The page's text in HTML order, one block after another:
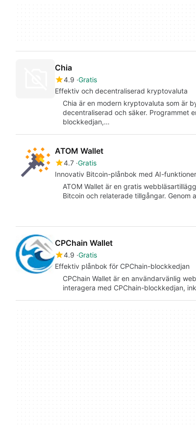
Chia
4.9 Gratis
Effektiv och decentraliserad kryptovaluta
Chia är en modern kryptovaluta som är
decentraliserad och säker. Programmet
blockkedjan,…
ATOM Wallet
4.7 Gratis
Innovativ Bitcoin-plånbok med AI-funktioner
ATOM Wallet är en gratis
Bitcoin och relaterade tillgångar.
CPChain Wallet
4.9 Gratis
Effektiv plånbok för CPChain-blockkedjan
CPChain Wallet är en användarvänlig
interagera med CPChain-blockkedjan,